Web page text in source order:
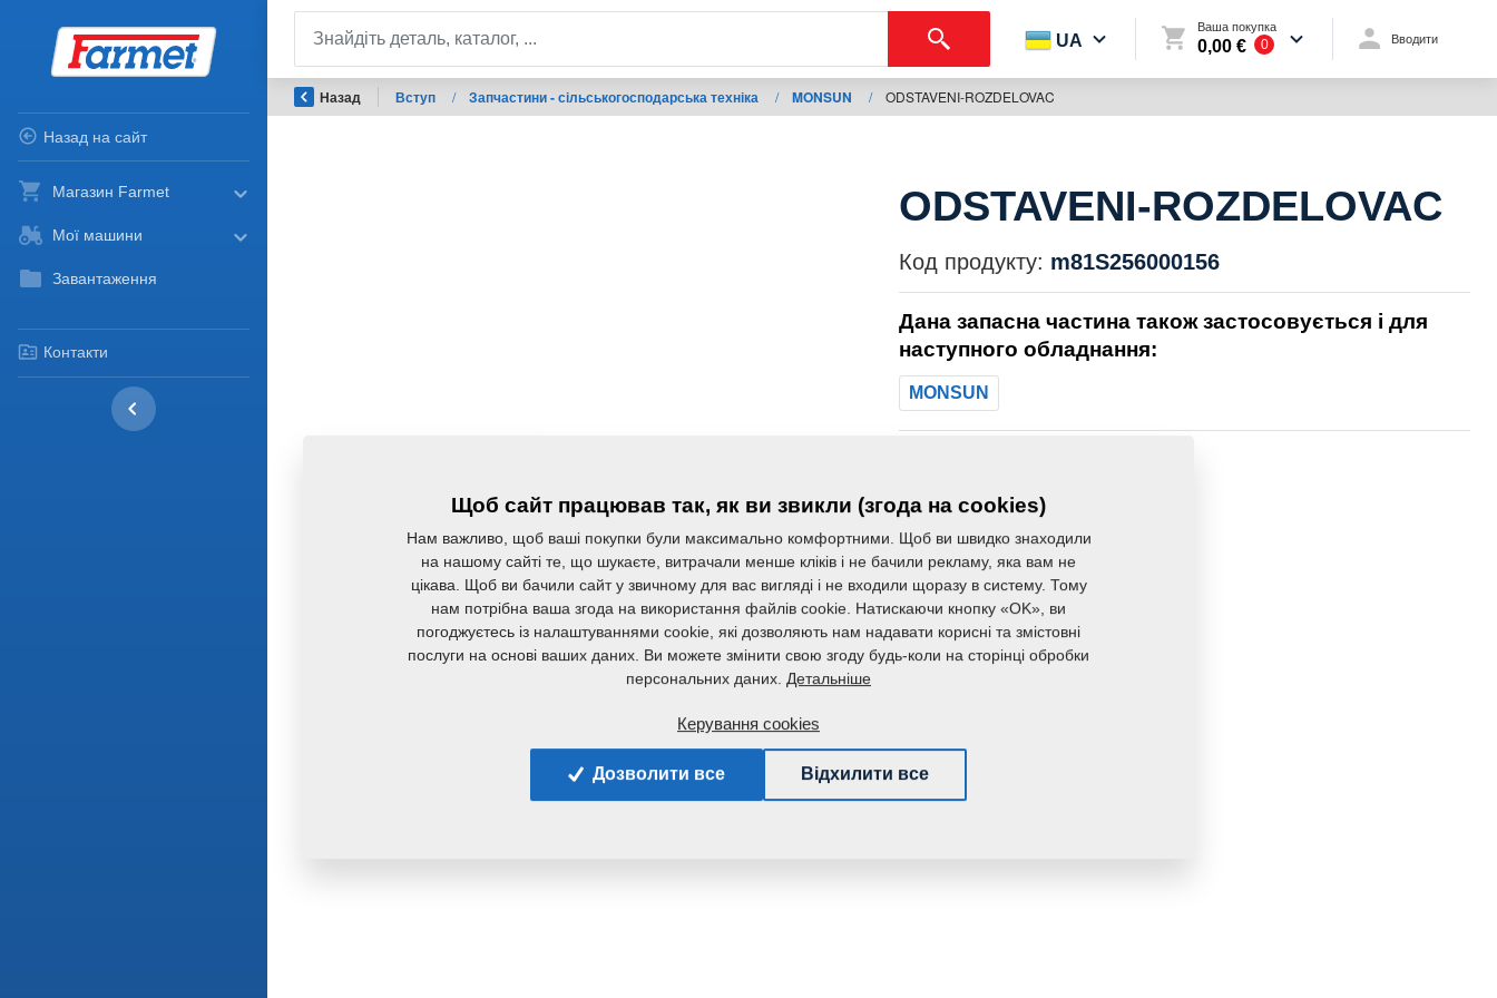
Назад на сайт
Магазин Farmet
Мої машини
Завантаження
Контакти
UA
Ваша покупка
0,00 € 0 Вводити
Назад Вступ / Запчастини - сільськогосподарська техніка / MONSUN / ODSTAVENI-ROZDELOVAC
ODSTAVENI-ROZDELOVAC
Код продукту: m81S256000156
Дана запасна частина також застосовується і для
наступного обладнання:
MONSUN
Щоб сайт працював так, як ви звикли (згода на cookies)
Нам важливо, щоб ваші покупки були максимально комфортними. Щоб ви швидко знаходили
на нашому сайті те, що шукаєте, витрачали менше кліків і не бачили рекламу, яка вам не
цікава. Щоб ви бачили сайт у звичному для вас вигляді і не входили щоразу в систему. Тому
нам потрібна ваша згода на використання файлів cookie. Натискаючи кнопку «OK», ви
погоджуєтесь із налаштуваннями cookie, які дозволяють нам надавати корисні та змістовні
послуги на основі ваших даних. Ви можете змінити свою згоду будь-коли на сторінці обробки
персональних даних. Детальніше
Керування cookies
Дозволити все Відхилити все